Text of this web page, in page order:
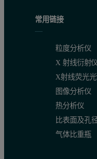
图 1：异丙醇分散剂
我们的初步评估表明
常用链接
粒度分析仪
X 射线衍射
X射线荧光
图像分析仪
热分析仪
比表面及孔
气体比重瓶